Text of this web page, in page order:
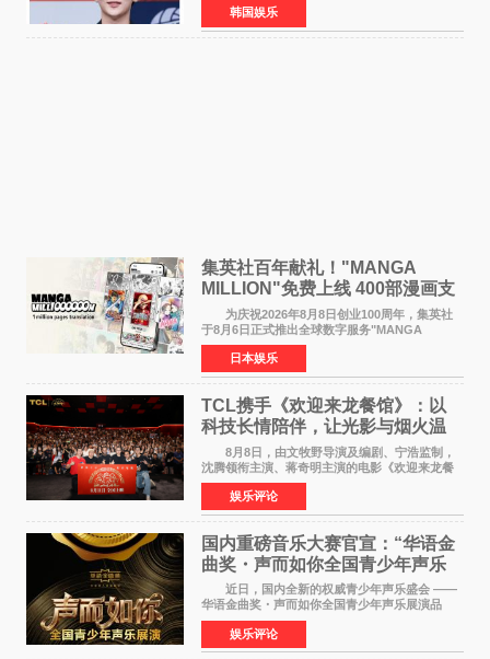
位履行国防义务的成员。 目前SEVENTEEN
正全面进入军白期—
韩国娱乐
集英社百年献礼！"MANGA
MILLION"免费上线 400部漫画支
援逾百种语言
为庆祝2026年8月8日创业100周年，集英社
于8月6日正式推出全球数字服务"MANGA
MILLION"，无需注册即可免费阅读近400部漫画
作品，总量达100万页，翻译成100多种语言面向
全球读者开放。该服务预
日本娱乐
TCL携手《欢迎来龙餐馆》：以
科技长情陪伴，让光影与烟火温
暖生活
8月8日，由文牧野导演及编剧、宁浩监制，
沈腾领衔主演、蒋奇明主演的电影《欢迎来龙餐
馆》在上海超前点映，主创团队携影片亮相与观
众提前见面。TCL作为本片独家合作伙伴，在路
演现场设置品牌互
娱乐评论
国内重磅音乐大赛官宣：“华语金
曲奖・声而如你全国青少年声乐
展演” 正式启幕，阿沁出任明星总
评审
近日，国内全新的权威青少年声乐盛会 ——
华语金曲奖・声而如你全国青少年声乐展演品
牌，在湖南长沙隆重举行官宣，国内又一高规格
青少年声乐赛事全面启航。 本赛事由寰宇声
扬联合华语金曲
娱乐评论